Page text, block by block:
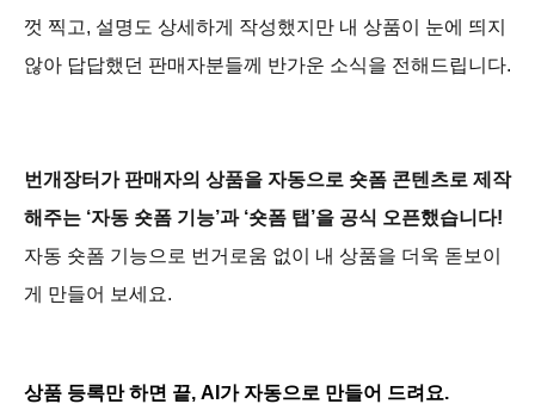
껏 찍고, 설명도 상세하게 작성했지만 내 상품이 눈에 띄지
않아 답답했던 판매자분들께 반가운 소식을 전해드립니다.
번개장터가 판매자의 상품을 자동으로 숏폼 콘텐츠로 제작
해주는 ‘자동 숏폼 기능’과 ‘숏폼 탭’을 공식 오픈했습니다!
자동 숏폼 기능으로 번거로움 없이 내 상품을 더욱 돋보이
게 만들어 보세요.
상품 등록만 하면 끝, AI가 자동으로 만들어 드려요.